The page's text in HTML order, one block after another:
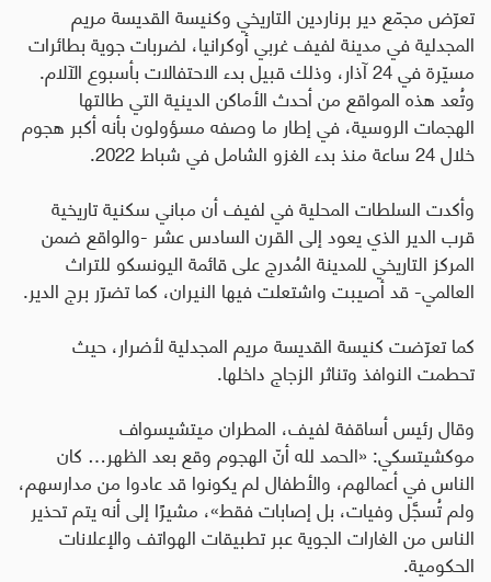
تعرّض مجمّع دير برناردين التاريخي وكنيسة القديسة مريم
المجدلية في مدينة لفيف غربي أوكرانيا، لضربات جوية بطائرات
مسيّرة في 24 آذار، وذلك قبيل بدء الاحتفالات بأسبوع الآلام .
وتُعد هذه المواقع من أحدث الأماكن الدينية التي طالتها
الهجمات الروسية، في إطار ما وصفه مسؤولون بأنه أكبر هجوم
خلال 24 ساعة منذ بدء الغزو الشامل في شباط 2022
.
وأكدت السلطات المحلية في لفيف أن مباني سكنية تاريخية
قرب الدير الذي يعود إلى القرن السادس عشر -والواقع ضمن
المركز التاريخي للمدينة المُدرج على قائمة اليونسكو للتراث
العالمي- قد أصيبت واشتعلت فيها النيران، كما تضرّر برج الدير.
كما تعرّضت كنيسة القديسة مريم المجدلية لأضرار، حيث
تحطمت النوافذ وتناثر الزجاج داخلها.
وقال رئيس أساقفة لفيف، المطران ميتشيسواف
موكشيتسكي: «الحمد لله أنّ الهجوم وقع بعد الظهر… كان
الناس في أعمالهم، والأطفال لم يكونوا قد عادوا من مدارسهم،
ولم تُسجَّل وفيات، بل إصابات فقط»، مشيرًا إلى أنه يتم تحذير
الناس من الغارات الجوية عبر تطبيقات الهواتف والإعلانات
الحكومية.